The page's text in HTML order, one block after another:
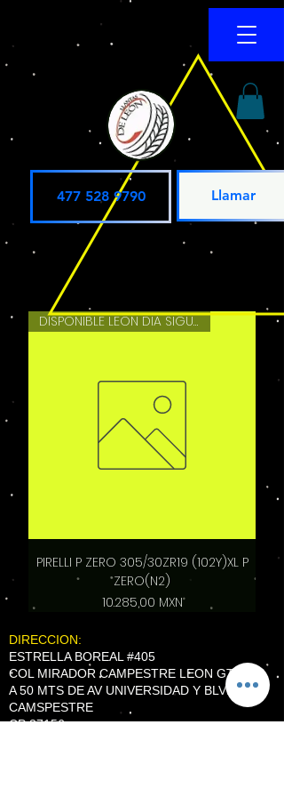
Llamar
477 528 9790
DISPONIBLE LEON DIA SIGUIENTE
PIRELLI P ZERO 305/30ZR19 (102Y)XL P
ZERO(N2)
Precio
10.285,00 MXN
DIRECCION:
ESTRELLA BOREAL #405
COL MIRADOR CAMPESTRE LEON GTO.
A 50 MTS DE AV UNIVERSIDAD Y BLVD
CAMSPESTRE
CP 37156